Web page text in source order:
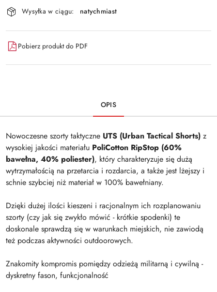
Wysyłka w ciągu: natychmiast
Pobierz produkt do PDF
OPIS
Nowoczesne szorty taktyczne UTS (Urban Tactical Shorts) z
wysokiej jakości materiału PoliCotton RipStop (60%
bawełna, 40% poliester), który charakteryzuje się dużą
wytrzymałością na przetarcia i rozdarcia, a także jest lżejszy i
schnie szybciej niż materiał w 100% bawełniany.
Dzięki dużej ilości kieszeni i racjonalnym ich rozplanowaniu
szorty (czy jak się zwykło mówić - krótkie spodenki) te
doskonale sprawdzą się w warunkach miejskich, nie zawiodą
też podczas aktywności outdoorowych.
Znakomity kompromis pomiędzy odzieżą militarną i cywilną -
dyskretny fason, funkcjonalność